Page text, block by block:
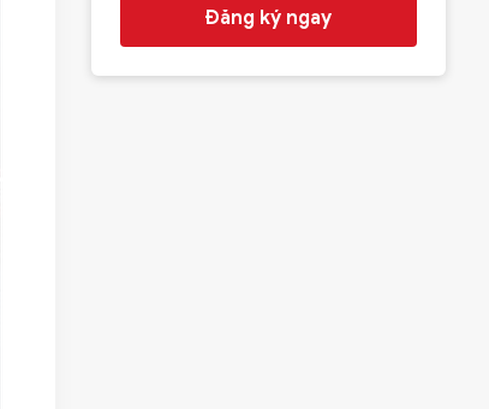
Đăng ký ngay